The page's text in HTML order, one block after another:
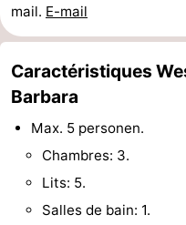
Monuments
-
Églises
-
Phares
Points
de
Attractions
mail. E-mail
Caractéristiques
Barbara
Max. 5 personen.
Chambres: 3.
Lits: 5.
Salles de bain: 1.